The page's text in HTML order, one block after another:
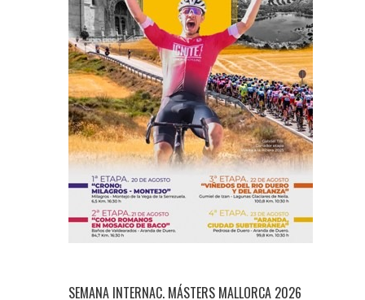
SEMANA INTERNAC. MÁSTERS MALLORCA 2026